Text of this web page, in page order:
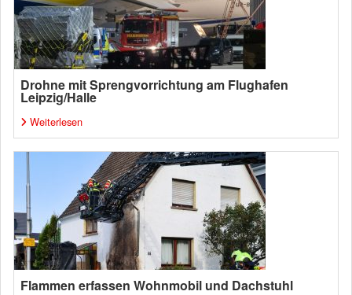
Drohne mit Sprengvorrichtung am Flughafen
Leipzig/Halle
Weiterlesen
Flammen erfassen Wohnmobil und Dachstuhl